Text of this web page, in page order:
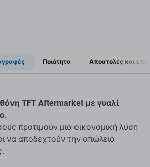
Ποιότητα Αποστολές και
TFT Aftermarket με γυαλί
προτιμούν μια οικονομική λύση
να αποδεχτούν την απώλεια